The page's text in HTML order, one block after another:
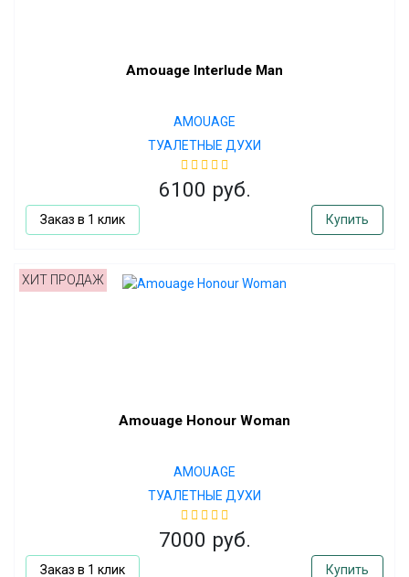
Amouage Interlude Man
AMOUAGE
ТУАЛЕТНЫЕ ДУХИ
6100 руб.
Заказ в 1 клик Купить
ХИТ ПРОДАЖ
Amouage Honour Woman
AMOUAGE
ТУАЛЕТНЫЕ ДУХИ
7000 руб.
Заказ в 1 клик Купить